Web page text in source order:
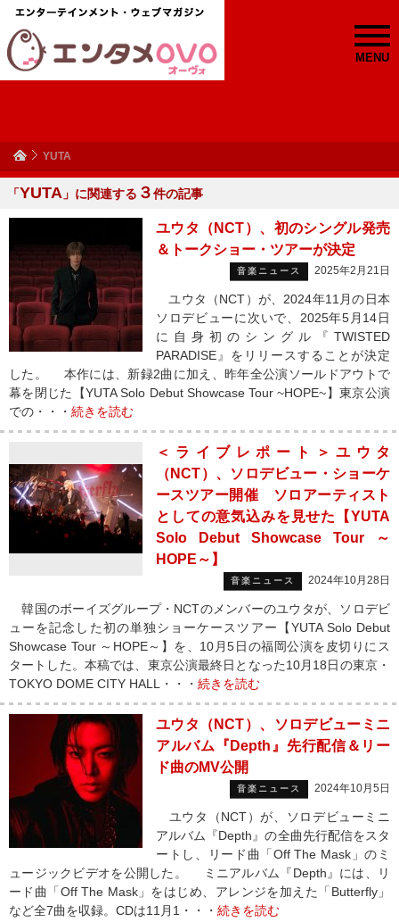
MENU
YUTA
「YUTA 」に関連する ３件の記事
ユウタ（NCT）、初のシングル発売
＆トークショー・ツアーが決定
音楽ニュース 2025年2月21日
ユウタ（NCT）が、2024年11月の日本
ソロデビューに次いで、2025年5月14日
に自身初のシングル『TWISTED
PARADISE』をリリースすることが決定
した。 本作には、新録2曲に加え、昨年全公演ソールドアウトで
幕を閉じた【YUTA Solo Debut Showcase Tour ~HOPE~】東京公演
での・・・ 続きを読む
＜ライブレポート＞ユウタ
（NCT）、ソロデビュー・ショーケ
ースツアー開催 ソロアーティスト
としての意気込みを見せた【YUTA
Solo Debut Showcase Tour ～
HOPE～】
音楽ニュース 2024年10月28日
韓国のボーイズグループ・NCTのメンバーのユウタが、ソロデビ
ューを記念した初の単独ショーケースツアー【YUTA Solo Debut
Showcase Tour ～HOPE～】を、10月5日の福岡公演を皮切りにス
タートした。本稿では、東京公演最終日となった10月18日の東京・
TOKYO DOME CITY HALL・・・ 続きを読む
ユウタ（NCT）、ソロデビューミニ
アルバム『Depth』先行配信＆リー
ド曲のMV公開
音楽ニュース 2024年10月5日
ユウタ（NCT）が、ソロデビューミニ
アルバム『Depth』の全曲先行配信をスタ
ートし、リード曲「Off The Mask」のミ
ュージックビデオを公開した。 ミニアルバム『Depth』には、リ
ード曲「Off The Mask」をはじめ、アレンジを加えた「Butterfly」
など全7曲を収録。CDは11月1・・・ 続きを読む